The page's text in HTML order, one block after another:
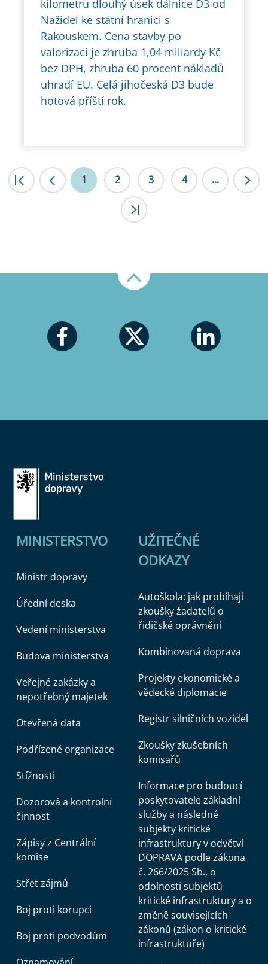
kilometru dlouhý úsek dálnice D3 od
Nažidel ke státní hranici s
Rakouskem. Cena stavby po
valorizaci je zhruba 1,04 miliardy Kč
bez DPH, zhruba 60 procent nákladů
uhradí EU. Celá jihočeská D3 bude
hotová příští rok.
|< 1 2 3 4 ...
MINISTERSTVO
Ministr dopravy
Úřední deska
Vedení ministerstva
Budova ministerstva
Veřejné zakázky a
nepotřebný majetek
Otevřená data
Podřízené organizace
Stížnosti
Dozorová a kontrolní
činnost
Zápisy z Centrální
komise
Střet zájmů
Boj proti korupci
Boj proti podvodům
UŽITEČNÉ
ODKAZY
Autoškola: jak probíhají
zkoušky žadatelů o
řidičské oprávnění
Kombinovaná doprava
Projekty ekonomické a
vědecké diplomacie
Registr silničních vozidel
Zkoušky zkušebních
komisařů
Informace pro budoucí
poskytovatele základní
služby a následné
subjekty kritické
infrastruktury v odvětví
DOPRAVA podle zákona
č. 266/2025 Sb., o
odolnosti subjektů
kritické infrastruktury a o
změně souvisejících
zákonů (zákon o kritické
infrastruktuře)